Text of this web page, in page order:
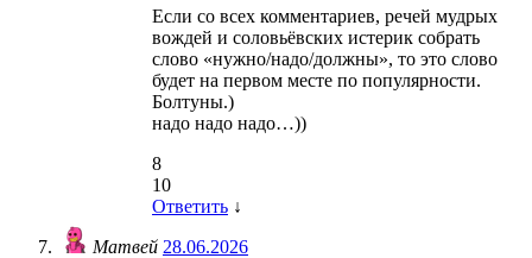
Если со всех комментариев, речей мудрых
вождей и соловьёвских истерик собрать
слово «нужно/надо/должны», то это слово
будет на первом месте по популярности.
Болтуны.)
надо надо надо…))
8
10
Ответить ↓
Матвей 28.06.2026